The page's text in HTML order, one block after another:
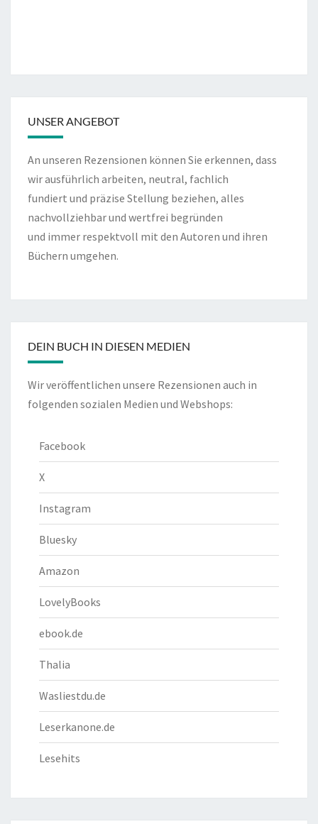
UNSER ANGEBOT
An unseren Rezensionen können Sie erkennen, dass
wir ausführlich arbeiten, neutral, fachlich
fundiert und präzise Stellung beziehen, alles
nachvollziehbar und wertfrei begründen
und immer respektvoll mit den Autoren und ihren
Büchern umgehen.
DEIN BUCH IN DIESEN MEDIEN
Wir veröffentlichen unsere Rezensionen auch in
folgenden sozialen Medien und Webshops:
Facebook
X
Instagram
Bluesky
Amazon
LovelyBooks
ebook.de
Thalia
Wasliestdu.de
Leserkanone.de
Lesehits